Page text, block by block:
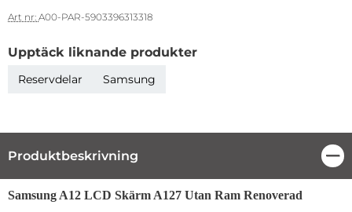
Art nr: A00-PAR-5903396313318
Upptäck liknande produkter
Reservdelar Samsung
Produktbeskrivning
Produktbeskrivning
Samsung A12 LCD Skärm A127 Utan Ram Renoverad